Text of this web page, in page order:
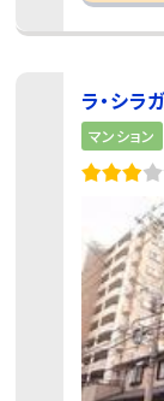
ラ・シラ
マンション